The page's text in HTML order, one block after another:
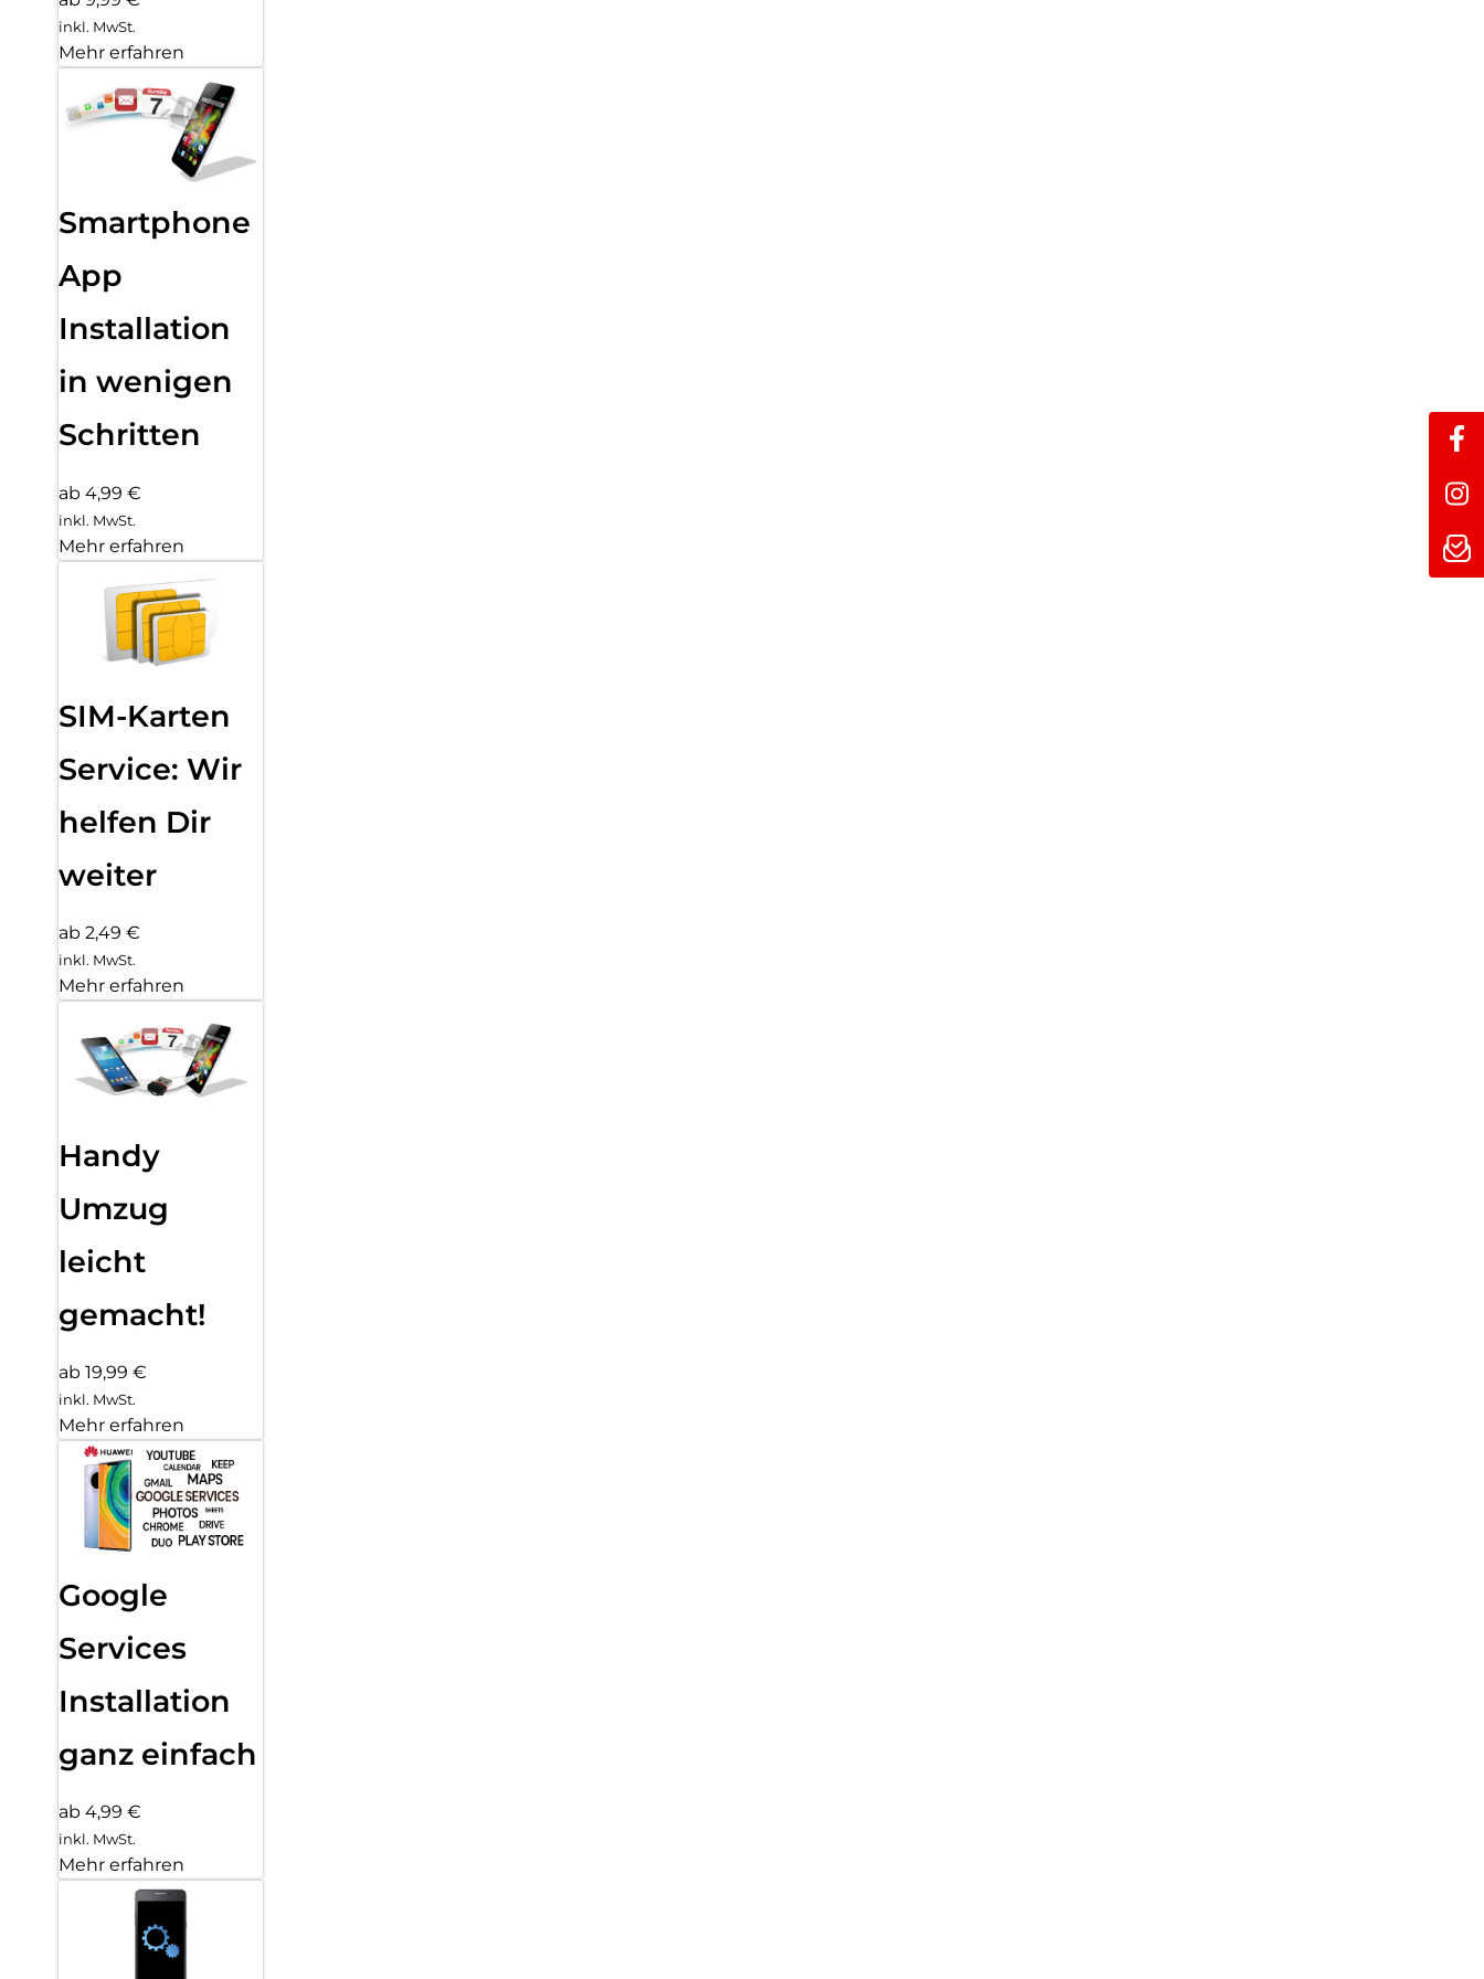
inkl. MwSt.
Mehr erfahren
Smartphone
App
Installation
in wenigen
Schritten
ab 4,99 €
inkl. MwSt.
Mehr erfahren
SIM-Karten
Service: Wir
helfen Dir
weiter
ab 2,49 €
inkl. MwSt.
Mehr erfahren
Handy
Umzug
leicht
gemacht!
ab 19,99 €
inkl. MwSt.
Mehr erfahren
Google
Services
Installation
ganz einfach
ab 4,99 €
inkl. MwSt.
Mehr erfahren